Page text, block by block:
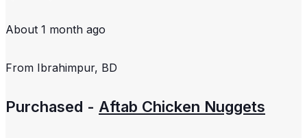
About 1 month ago
From Ibrahimpur, BD
Purchased - Aftab Chicken Nuggets